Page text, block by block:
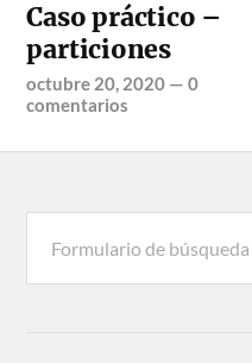
Caso práctico –
particiones
octubre 20, 2020 —0
comentarios